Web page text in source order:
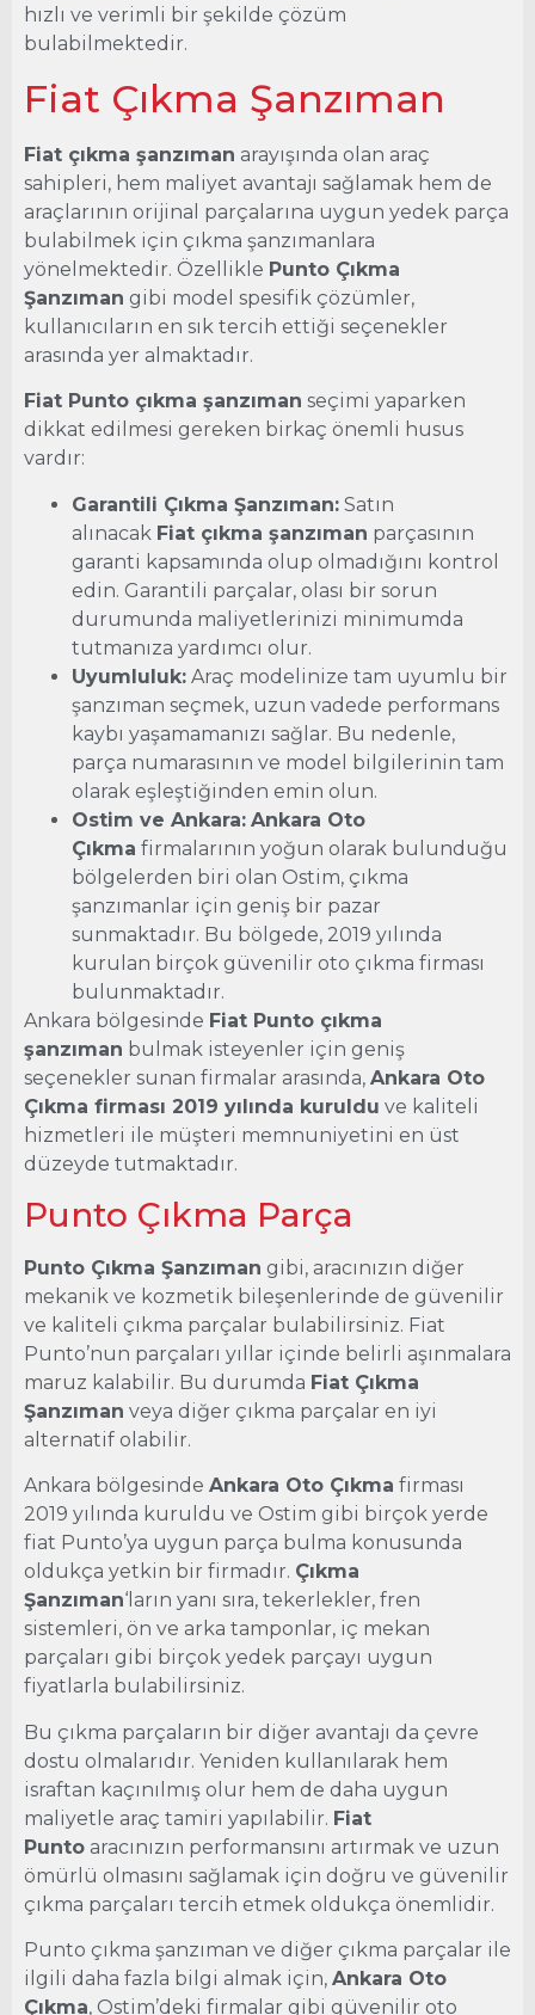
hızlı ve verimli bir şekilde çözüm
bulabilmektedir.
Fiat Çıkma Şanzıman
Fiat çıkma şanzıman arayışında olan araç
sahipleri, hem maliyet avantajı sağlamak hem de
araçlarının orijinal parçalarına uygun yedek parça
bulabilmek için çıkma şanzımanlara
yönelmektedir. Özellikle Punto Çıkma
Şanzıman gibi model spesifik çözümler,
kullanıcıların en sık tercih ettiği seçenekler
arasında yer almaktadır.
Fiat Punto çıkma şanzıman seçimi yaparken
dikkat edilmesi gereken birkaç önemli husus
vardır:
Garantili Çıkma Şanzıman: Satın
alınacak Fiat çıkma şanzıman parçasının
garanti kapsamında olup olmadığını kontrol
edin. Garantili parçalar, olası bir sorun
durumunda maliyetlerinizi minimumda
tutmanıza yardımcı olur.
Uyumluluk: Araç modelinize tam uyumlu bir
şanzıman seçmek, uzun vadede performans
kaybı yaşamamanızı sağlar. Bu nedenle,
parça numarasının ve model bilgilerinin tam
olarak eşleştiğinden emin olun.
Ostim ve Ankara: Ankara Oto
Çıkma firmalarının yoğun olarak bulunduğu
bölgelerden biri olan Ostim, çıkma
şanzımanlar için geniş bir pazar
sunmaktadır. Bu bölgede, 2019 yılında
kurulan birçok güvenilir oto çıkma firması
bulunmaktadır.
Ankara bölgesinde Fiat Punto çıkma
şanzıman bulmak isteyenler için geniş
seçenekler sunan firmalar arasında, Ankara Oto
Çıkma firması 2019 yılında kuruldu ve kaliteli
hizmetleri ile müşteri memnuniyetini en üst
düzeyde tutmaktadır.
Punto Çıkma Parça
Punto Çıkma Şanzıman gibi, aracınızın diğer
mekanik ve kozmetik bileşenlerinde de güvenilir
ve kaliteli çıkma parçalar bulabilirsiniz. Fiat
Punto’nun parçaları yıllar içinde belirli aşınmalara
maruz kalabilir. Bu durumda Fiat Çıkma
Şanzıman veya diğer çıkma parçalar en iyi
alternatif olabilir.
Ankara bölgesinde Ankara Oto Çıkma firması
2019 yılında kuruldu ve Ostim gibi birçok yerde
fiat Punto’ya uygun parça bulma konusunda
oldukça yetkin bir firmadır. Çıkma
Şanzıman‘ların yanı sıra, tekerlekler, fren
sistemleri, ön ve arka tamponlar, iç mekan
parçaları gibi birçok yedek parçayı uygun
fiyatlarla bulabilirsiniz.
Bu çıkma parçaların bir diğer avantajı da çevre
dostu olmalarıdır. Yeniden kullanılarak hem
israftan kaçınılmış olur hem de daha uygun
maliyetle araç tamiri yapılabilir. Fiat
Punto aracınızın performansını artırmak ve uzun
ömürlü olmasını sağlamak için doğru ve güvenilir
çıkma parçaları tercih etmek oldukça önemlidir.
Punto çıkma şanzıman ve diğer çıkma parçalar ile
ilgili daha fazla bilgi almak için, Ankara Oto
Çıkma, Ostim’deki firmalar gibi güvenilir oto